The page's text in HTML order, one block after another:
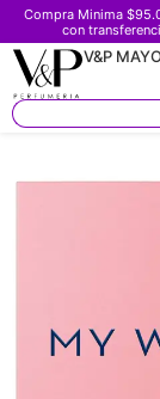
Compra Minima
con
V&P